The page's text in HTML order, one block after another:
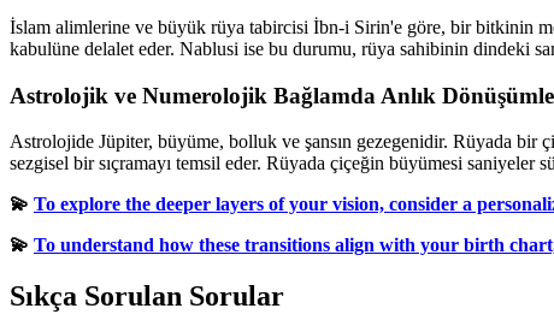
İslam alimlerine ve büyük rüya tabircisi İbn-i Sirin'e göre, bir bitkinin
kabulüne delalet eder. Nablusi ise bu durumu, rüya sahibinin dindeki
Astrolojik ve Numerolojik Bağlamda Anlık
Astrolojide Jüpiter, büyüme, bolluk ve şansın gezegenidir. Rüyada bir
sezgisel bir sıçramayı temsil eder. Rüyada çiçeğin büyümesi saniyeler
💫 To explore the deeper layers of your vision, consider a
💫 To understand how these transitions align with your birth
Sıkça Sorulan Sorular